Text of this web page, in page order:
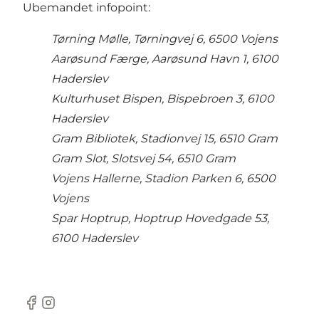
Ubemandet infopoint:
Tørning Mølle, Tørningvej 6, 6500 Vojens
Aarøsund Færge, Aarøsund Havn 1, 6100
Haderslev
Kulturhuset Bispen, Bispebroen 3, 6100
Haderslev
Gram Bibliotek, Stadionvej 15, 6510 Gram
Gram Slot, Slotsvej 54, 6510 Gram
Vojens Hallerne, Stadion Parken 6, 6500
Vojens
Spar Hoptrup, Hoptrup Hovedgade 53,
6100 Haderslev
Facebook
Instagram